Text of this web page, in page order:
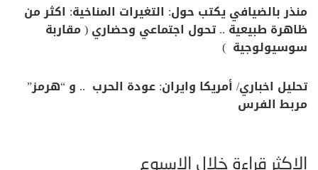
منذر بالضيافي يكتب حول: التغيرات المناخية: اكثر من
ظاهرة طبيعية .. تحول اجتماعي وحضاري ( مقاربة
سوسيولوجية )
تحليل اخباري/ أمريكا وايران: عودة الحرب .. و “هرمز”
مربط الفرس
الأكثر قراءة خلال الأسبوع